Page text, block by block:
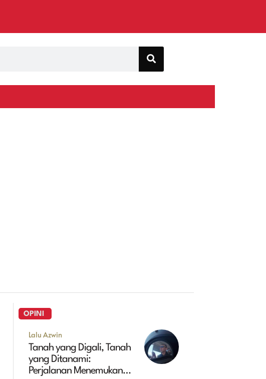
OPINI
Lalu Azwin
Tanah yang Digali, Tanah
yang Ditanami:
Perjalanan Menemukan